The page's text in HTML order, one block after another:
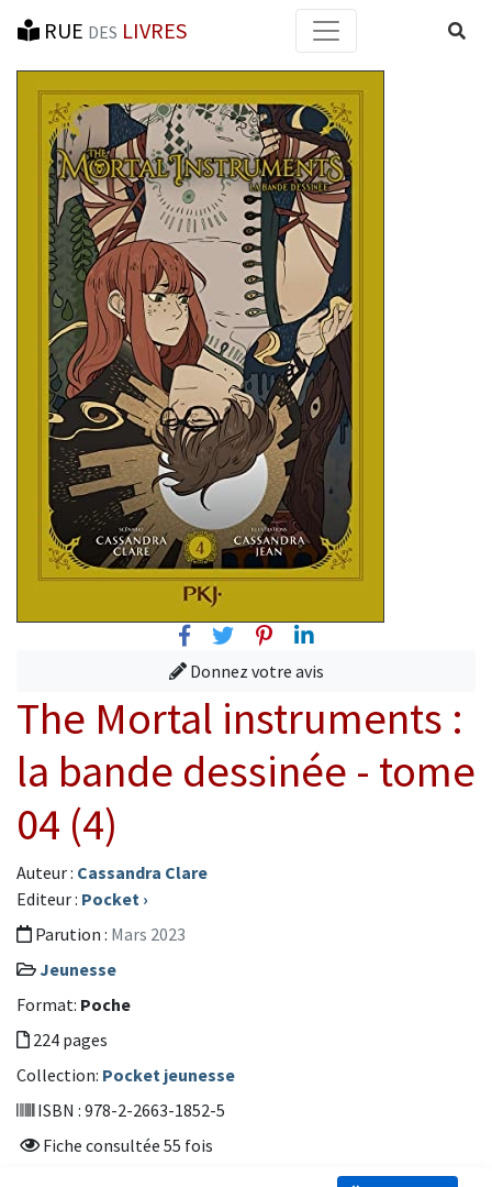
RUE DES LIVRES
FacebookTwitterPinterest
Linkedin
Donnez votre avis
The Mortal instruments :
la bande dessinée - tome
04 (4)
Auteur : Cassandra Clare
Editeur : Pocket ›
Parution : Mars 2023
Jeunesse
Format: Poche
224 pages
Collection: Pocket jeunesse
ISBN : 978-2-2663-1852-5
Fiche consultée 55 fois